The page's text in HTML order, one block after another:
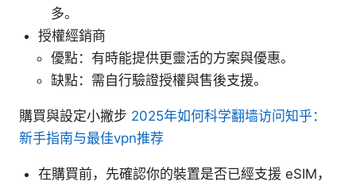
多。
授權經銷商
優點：有時能提供更靈活的方案與優惠。
缺點：需自行驗證授權與售後支援。
購買與設定小撇步 2025年如何科学翻墙访问知乎：
新手指南与最佳vpn推荐
在購買前，先確認你的裝置是否已經支援 eSIM，